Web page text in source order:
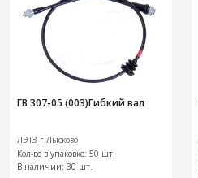
ГВ 307-05 (003)Гибкий вал
ЛЭТЗ г.Лысково
Кол-во в упаковке: 50 шт.
В наличии: 30 шт.